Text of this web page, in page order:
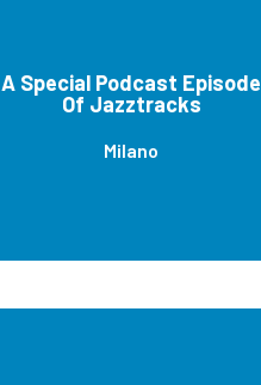
A Special Podcast Episode
Of Jazztracks
Milano